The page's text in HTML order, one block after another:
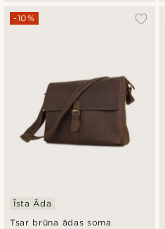
Tsar brūna ādas soma
-10%
Īsta Āda